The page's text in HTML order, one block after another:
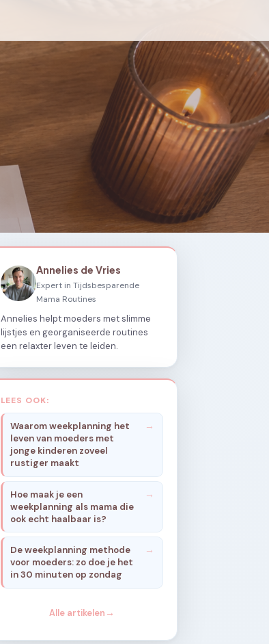
Annelies de Vries
Expert in Tijdsbesparende
Mama Routines
Annelies helpt moeders met slimme
lijstjes en georganiseerde routines
een relaxter leven te leiden.
LEES OOK:
Waarom weekplanning het
leven van moeders met
jonge kinderen zoveel
rustiger maakt
Hoe maak je een
weekplanning als mama die
ook echt haalbaar is?
De weekplanning methode
voor moeders: zo doe je het
in 30 minuten op zondag
Alle artikelen